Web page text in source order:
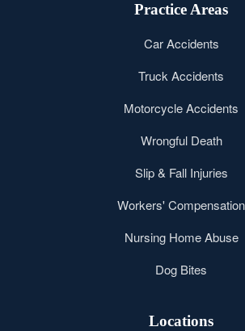
Practice Areas
Car Accidents
Truck Accidents
Motorcycle Accidents
Wrongful Death
Slip & Fall Injuries
Workers' Compensation
Nursing Home Abuse
Dog Bites
Locations